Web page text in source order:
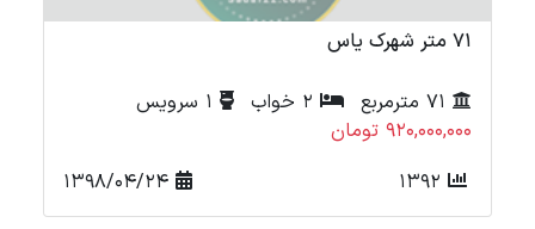
71 متر شهرک یاس
920,000,000 تومان